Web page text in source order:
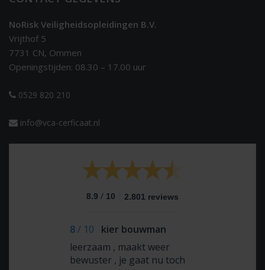
NoRisk Veiligheidsopleidingen B.V.
Vrijthof 5
7731 CN, Ommen
Openingstijden: 08.30 – 17.00 uur
0529 820 210
info@vca-cerficaat.nl
8.9 / 10 2.801 reviews
8/ 10
kier bouwman
leerzaam , maakt weer
bewuster , je gaat nu toch